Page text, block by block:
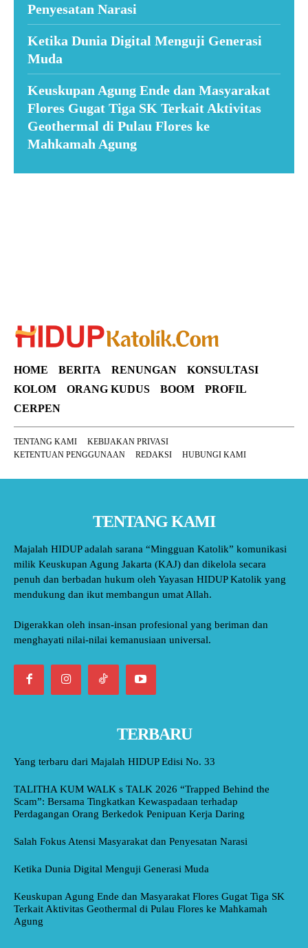
Penyesatan Narasi
Ketika Dunia Digital Menguji Generasi
Muda
Keuskupan Agung Ende dan Masyarakat
Flores Gugat Tiga SK Terkait Aktivitas
Geothermal di Pulau Flores ke
Mahkamah Agung
HOME BERITA RENUNGAN
KONSULTASI
KOLOM
ORANG KUDUS BOOM
PROFIL
CERPEN
TENTANG KAMI
KEBIJAKAN PRIVASI
KETENTUAN PENGGUNAAN
REDAKSI HUBUNGI KAMI
TENTANG KAMI
Majalah HIDUP adalah sarana “Mingguan Katolik” komunikasi
milik Keuskupan Agung Jakarta (KAJ) dan dikelola secara
penuh dan berbadan hukum oleh Yayasan HIDUP Katolik yang
mendukung dan ikut membangun umat Allah.
Digerakkan oleh insan-insan profesional yang beriman dan
menghayati nilai-nilai kemanusiaan universal.
TERBARU
Yang terbaru dari Majalah HIDUP Edisi No. 33
TALITHA KUM WALK s TALK 2026 “Trapped Behind the
Scam”: Bersama Tingkatkan Kewaspadaan terhadap
Perdagangan Orang Berkedok Penipuan Kerja Daring
Salah Fokus Atensi Masyarakat dan Penyesatan Narasi
Ketika Dunia Digital Menguji Generasi Muda
Keuskupan Agung Ende dan Masyarakat Flores Gugat Tiga SK
Terkait Aktivitas Geothermal di Pulau Flores ke Mahkamah
Agung